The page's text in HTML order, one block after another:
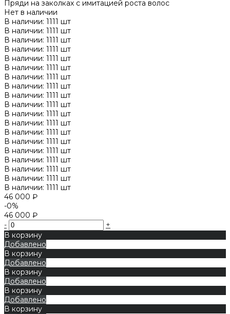
Пряди на заколках с имитацией роста волос
Нет в наличии
В наличии: 1111 шт
В наличии: 1111 шт
В наличии: 1111 шт
В наличии: 1111 шт
В наличии: 1111 шт
В наличии: 1111 шт
В наличии: 1111 шт
В наличии: 1111 шт
В наличии: 1111 шт
В наличии: 1111 шт
В наличии: 1111 шт
В наличии: 1111 шт
В наличии: 1111 шт
В наличии: 1111 шт
В наличии: 1111 шт
В наличии: 1111 шт
В наличии: 1111 шт
В наличии: 1111 шт
В наличии: 1111 шт
46 000 ₽
-0%
46 000 ₽
-
+
В корзину
Добавлено
В корзину
Добавлено
В корзину
Добавлено
В корзину
Добавлено
В корзину